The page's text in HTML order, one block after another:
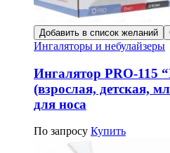
Добавить в список желаний
Ингаляторы и небулайзеры
Ингалятор PRO-115
(взрослая, детская,
для носа
По запросу Купить